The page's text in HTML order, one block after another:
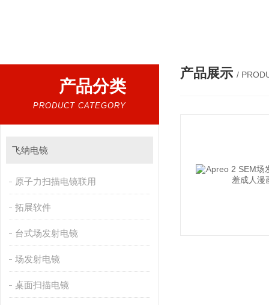
产品分类
PRODUCT CATEGORY
飞纳电镜
原子力扫描电镜联用
拓展软件
台式场发射电镜
场发射电镜
桌面扫描电镜
产品展示 /